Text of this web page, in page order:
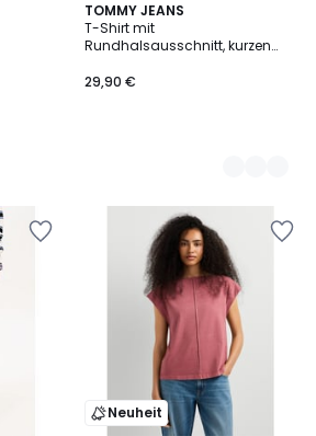
TOMMY JEANS
T-Shirt mit
Rundhalsausschnitt, kurzen
29,90 €
2
Farben
Neuheit